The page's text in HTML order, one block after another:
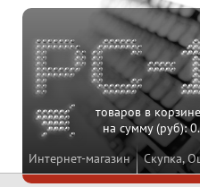
Интернет-магазин Скупка,
товаров в
на сумму (руб):